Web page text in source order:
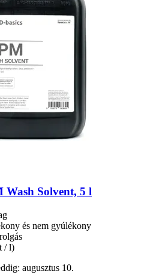
Wash Solvent, 5 l
és nem gyúlékony
/ l)
augusztus 10.